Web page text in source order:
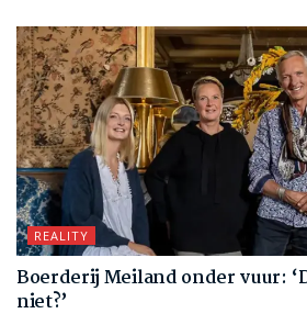
REALITY
Boerderij Meiland onder vuur:
niet?’